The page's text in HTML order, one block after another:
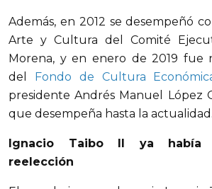
Además, en 2012 se desempeñó
Arte y Cultura del Comité
Morena, y en enero de 2019 fue
del
Fondo de Cultura
presidente Andrés Manuel López
que desempeña hasta la actualidad.
Ignacio Taibo II ya había
reelección